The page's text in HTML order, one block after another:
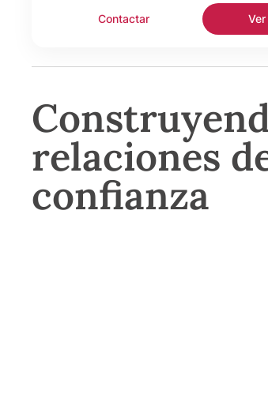
Contactar
relaciones
confianza